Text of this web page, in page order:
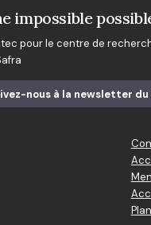
impossible
pour le centre de
nous à la newsletter